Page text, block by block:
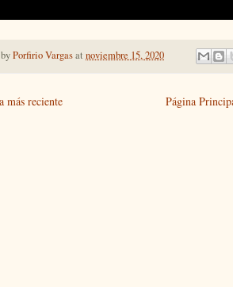
Porfirio Vargasat noviembre 15, 2020
más reciente Página